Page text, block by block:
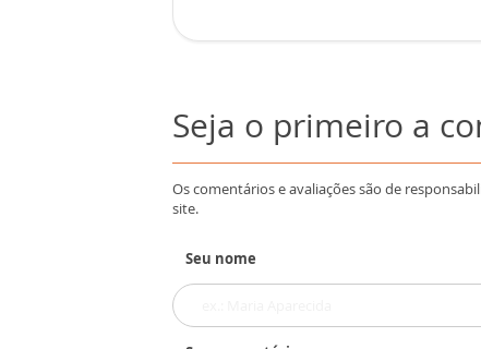
Seja o primeiro a
Os comentários e avaliações são de
site.
Seu nome